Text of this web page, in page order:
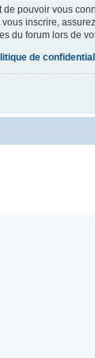
de pouvoir vous
inscrire,
du forum lors de
de